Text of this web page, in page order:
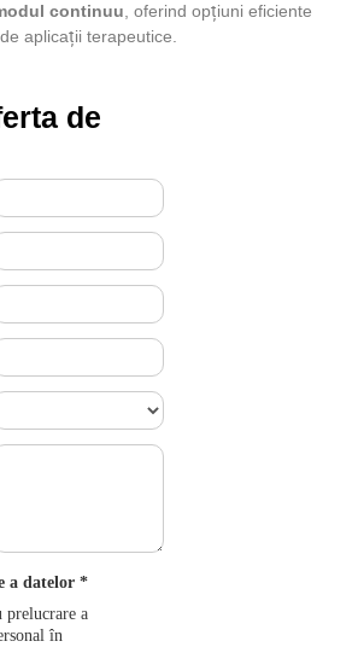
continuu , oferind opțiuni eficiente
aplicații terapeutice.
de
a datelor
prelucrare a
în